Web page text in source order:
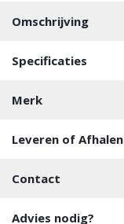
Omschrijving
Specificaties
Merk
Leveren of Afhalen
Contact
Advies nodig?